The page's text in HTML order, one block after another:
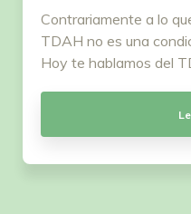
Contrariamente a lo
TDAH no es una
Hoy te hablamos del